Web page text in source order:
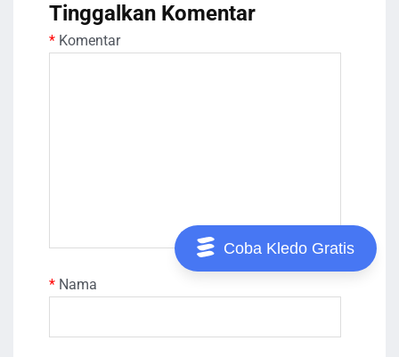
Tinggalkan Komentar
* Komentar
* Nama
Coba Kledo Gratis